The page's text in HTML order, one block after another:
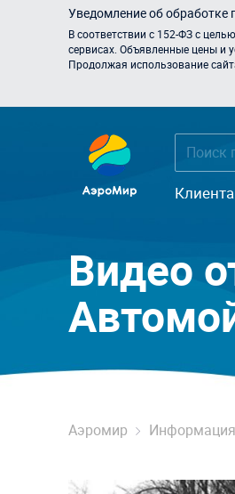
Уведомление об обработке
В соответствии с 152-ФЗ с
сервисах. Объявленные цены и
Продолжая использование
Видео
Аэромир Информация